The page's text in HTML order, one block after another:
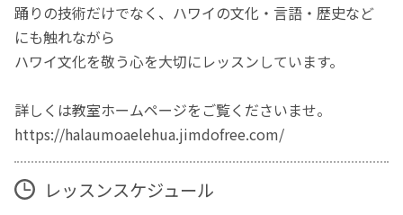
踊りの技術だけでなく、ハワイの文化・言語・歴史など
にも触れながら
ハワイ文化を敬う心を大切にレッスンしています。
詳しくは教室ホームページをご覧くださいませ。
https://halaumoaelehua.jimdofree.com/
レッスンスケジュール